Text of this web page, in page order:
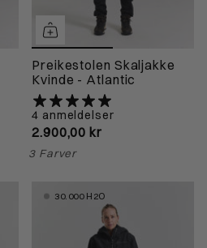
Preikestolen Skaljakke
Kvinde - Atlantic
4 anmeldelser
2.900,00 kr
3 Farver
30.000 H2O